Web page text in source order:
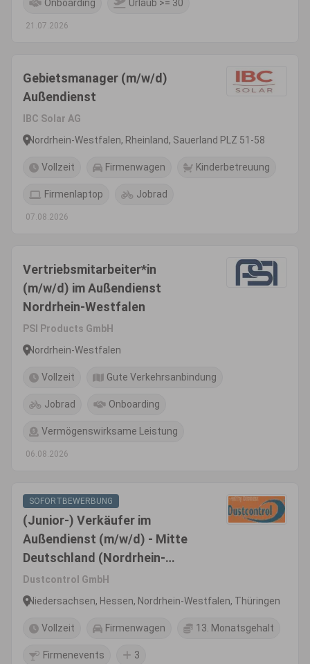
Onboarding Urlaub >= 30
21.07.2026
Gebietsmanager (m/w/d)
Außendienst
IBC Solar AG
Nordrhein-Westfalen, Rheinland, Sauerland PLZ 51-58
Vollzeit Firmenwagen Kinderbetreuung
Firmenlaptop Jobrad
07.08.2026
Vertriebsmitarbeiter*in
(m/w/d) im Außendienst
Nordrhein-Westfalen
PSI Products GmbH
Nordrhein-Westfalen
Vollzeit Gute Verkehrsanbindung
Jobrad Onboarding
Vermögenswirksame Leistung
06.08.2026
SOFORTBEWERBUNG
(Junior-) Verkäufer im
Außendienst (m/w/d) - Mitte
Deutschland (Nordrhein-
Westfalen, Nord-Hessen,
Thüringen, Sachsen)
Dustcontrol GmbH
Niedersachsen, Hessen, Nordrhein-Westfalen, Thüringen
Vollzeit Firmenwagen 13. Monatsgehalt
Firmenevents 3